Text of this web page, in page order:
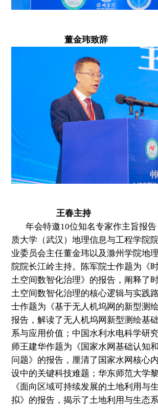
董金玮致辞
王春主持
年会特邀10位知名专家作主旨报告
质大学（武汉）地理信息与工程学院
业委员会主任董金玮以及滁州学院地
院院长江岭主持。陈军院士作题为《
土空间数智化治理》的报告，阐释了
土空间数智化治理的核心逻辑与实践
士作题为《基于无人机坞网的新型测
报告，解读了无人机坞网新型测绘基
系与应用价值；中国水利水电科学研
师王建华作题为《国家水网基础认知
问题》的报告，厘清了国家水网核心
设中的关键科技难题；华东师范大学
《面向区域可持续发展的土地利用与
拟》的报告，揭示了土地利用与生态